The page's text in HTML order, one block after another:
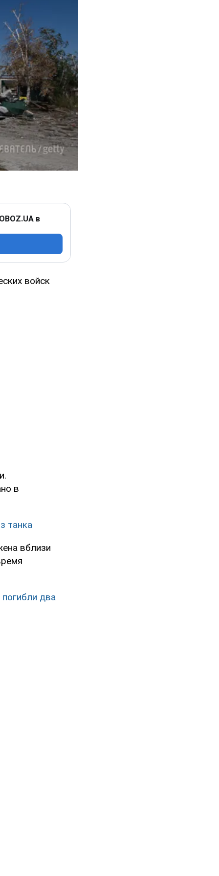
в
войск
в
танка
вблизи
погибли два